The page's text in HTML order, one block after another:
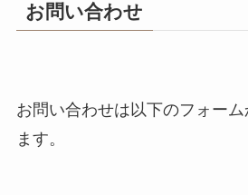
お問い合わせ
お問い合わせは以下のフォー
ます。